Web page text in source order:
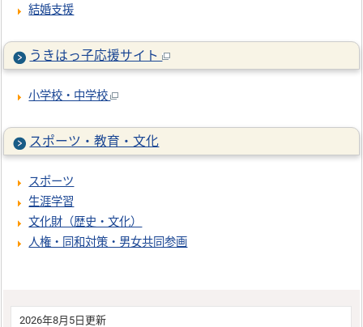
結婚支援
うきはっ子応援サイト
小学校・中学校
スポーツ・教育・文化
スポーツ
生涯学習
文化財（歴史・文化）
人権・同和対策・男女共同参画
2026年8月5日更新